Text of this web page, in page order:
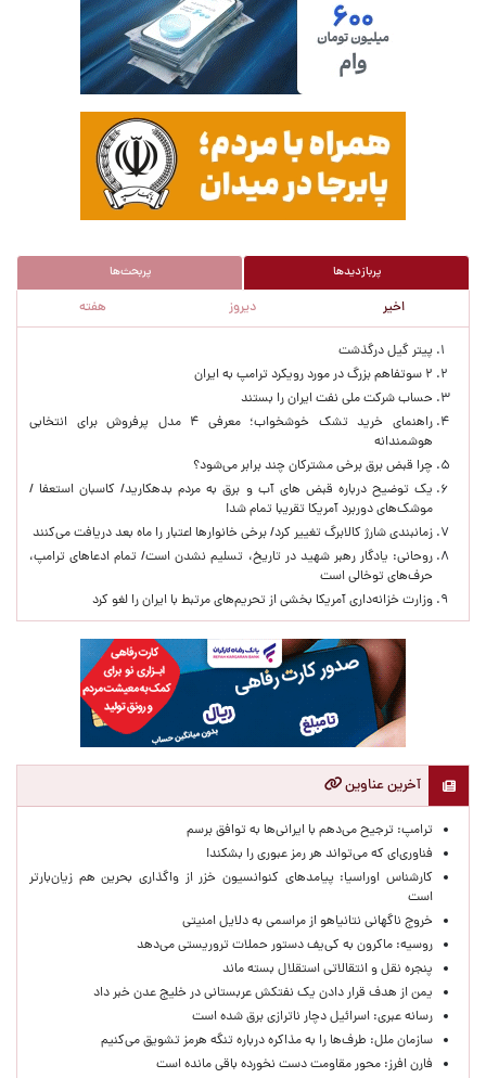
پربازدیدها پربحث‌ها
اخیر دیروز هفته
پربازدیدهای اخیر
پیتر گیل درگذشت
۲ سوتفاهم بزرگ در مورد رویکرد ترامپ به ایران
حساب‌ شرکت ملی نفت ایران را بستند
راهنمای خرید تشک خوشخواب؛ معرفی ۴ مدل پرفروش برای انتخابی
هوشمندانه
چرا قبض برق برخی مشترکان چند برابر می‌شود؟
یک توضیح درباره قبض های آب و برق به مردم بدهکارید/ کاسبان استعفا /
موشک‌های دوربرد آمریکا تقریبا تمام شد!
زمانبندی شارژ کالابرگ تغییر کرد/ برخی خانوارها اعتبار را ماه بعد دریافت می‌کنند
روحانی: یادگار رهبر شهید در تاریخ، تسلیم نشدن است/ تمام ادعاهای ترامپ،
حرف‌های توخالی است
وزارت خزانه‌داری آمریکا بخشی از تحریم‌های مرتبط با ایران را لغو کرد
آخرین عناوین
ترامپ: ترجیح می‌دهم با ایرانی‌‌ها به توافق برسم
فناوری‌ای که می‌تواند هر رمز عبوری را بشکند!
کارشناس اوراسیا: پیامدهای کنوانسیون خزر از واگذاری بحرین هم زیان‌بارتر
است
خروج ناگهانی نتانیاهو از مراسمی به دلایل امنیتی
روسیه: ماکرون به کی‌یف دستور حملات تروریستی می‌دهد
پنجره‌ نقل و انتقالاتی استقلال بسته ماند
یمن از هدف قرار دادن یک نفتکش عربستانی در خلیج عدن خبر داد
رسانه عبری: اسرائیل دچار ناترازی برق شده است
سازمان ملل: طرف‌ها را به مذاکره درباره تنگه هرمز تشویق می‌کنیم
فارن افرز: محور مقاومت دست نخورده باقی مانده است